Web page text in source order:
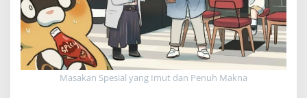
Masakan Spesial yang Imut dan Penuh Makna